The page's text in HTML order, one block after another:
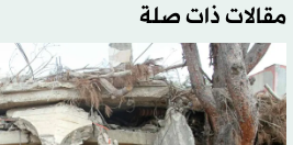
مقالات ذات صلة